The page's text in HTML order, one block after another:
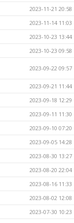
2023-11-21 20:58
2023-11-14 11:03
2023-10-23 13:44
2023-10-23 09:58
2023-09-22 09:57
2023-09-21 11:44
2023-09-18 12:29
2023-09-11 11:30
2023-09-10 07:20
2023-09-05 14:28
2023-08-30 13:27
2023-08-20 22:04
2023-08-16 11:33
2023-08-02 12:08
2023-07-30 10:23